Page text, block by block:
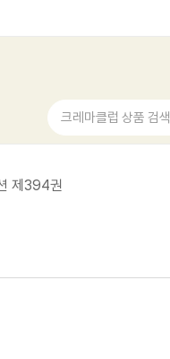
크레마클럽 상품 검색
제394권